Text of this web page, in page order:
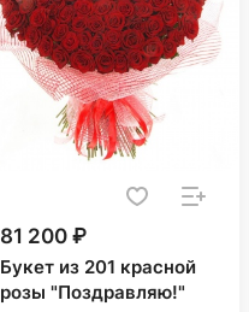
81 200 ₽
Букет из 201 красной
розы "Поздравляю!"